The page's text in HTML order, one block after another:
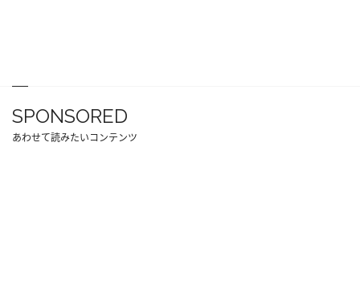
SPONSORED
あわせて読みたいコンテンツ